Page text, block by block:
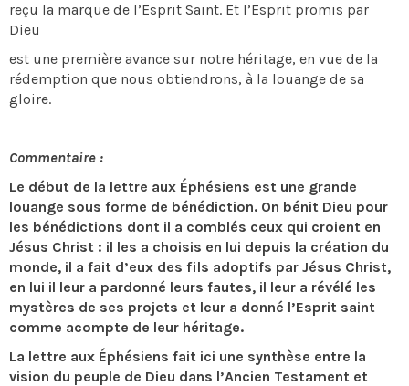
reçu la marque de l’Esprit Saint. Et l’Esprit promis par
Dieu
est une première avance sur notre héritage, en vue de la
rédemption que nous obtiendrons, à la louange de sa
gloire.
Commentaire :
Le début de la lettre aux Éphésiens est une grande
louange sous forme de bénédiction. On bénit Dieu pour
les bénédictions dont il a comblés ceux qui croient en
Jésus Christ : il les a choisis en lui depuis la création du
monde, il a fait d’eux des fils adoptifs par Jésus Christ,
en lui il leur a pardonné leurs fautes, il leur a révélé les
mystères de ses projets et leur a donné l’Esprit saint
comme acompte de leur héritage.
La lettre aux Éphésiens fait ici une synthèse entre la
vision du peuple de Dieu dans l’Ancien Testament et